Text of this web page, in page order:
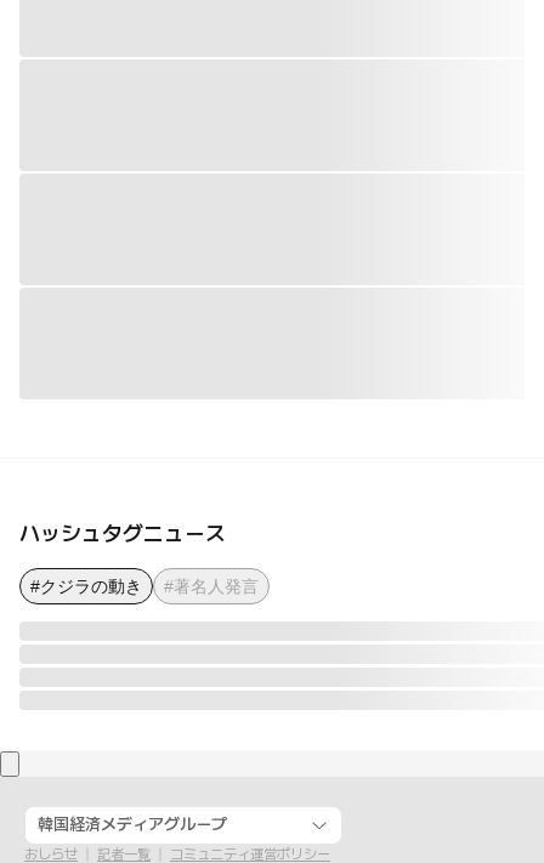
ハッシュタグニュース
#クジラの動き #著名人発言
韓国経済メディアグループ
おしらせ 記者一覧 コミュニティ運営ポリシー